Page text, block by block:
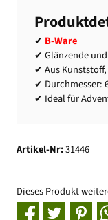
✔ B-Ware
✔ Glänzende
✔ Aus
✔ Durchmesser:
✔ Ideal für
Artikel-Nr:31446
Dieses Produkt